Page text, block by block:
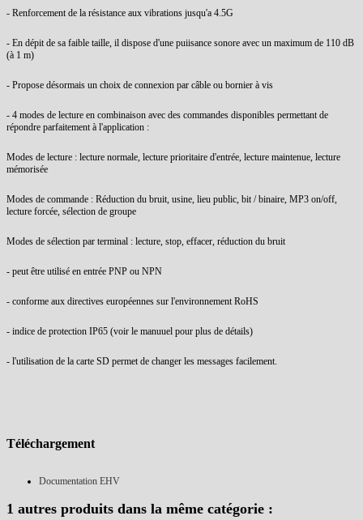
- Renforcement de la résistance aux vibrations jusqu'a 4.5G
- En dépit de sa faible taille, il dispose d'une puiisance sonore avec un maximum de 110 dB
(à 1 m)
- Propose désormais un choix de connexion par câble ou bornier à vis
- 4 modes de lecture en combinaison avec des commandes disponibles permettant de
répondre parfaitement à l'application :
Modes de lecture : lecture normale, lecture prioritaire d'entrée, lecture maintenue, lecture
mémorisée
Modes de commande : Réduction du bruit, usine, lieu public, bit / binaire, MP3 on/off,
lecture forcée, sélection de groupe
Modes de sélection par terminal : lecture, stop, effacer, réduction du bruit
- peut être utilisé en entrée PNP ou NPN
- conforme aux directives européennes sur l'environnement RoHS
- indice de protection IP65 (voir le manuuel pour plus de détails)
- l'utilisation de la carte SD permet de changer les messages facilement.
Téléchargement
Documentation EHV
1 autres produits dans la même catégorie :